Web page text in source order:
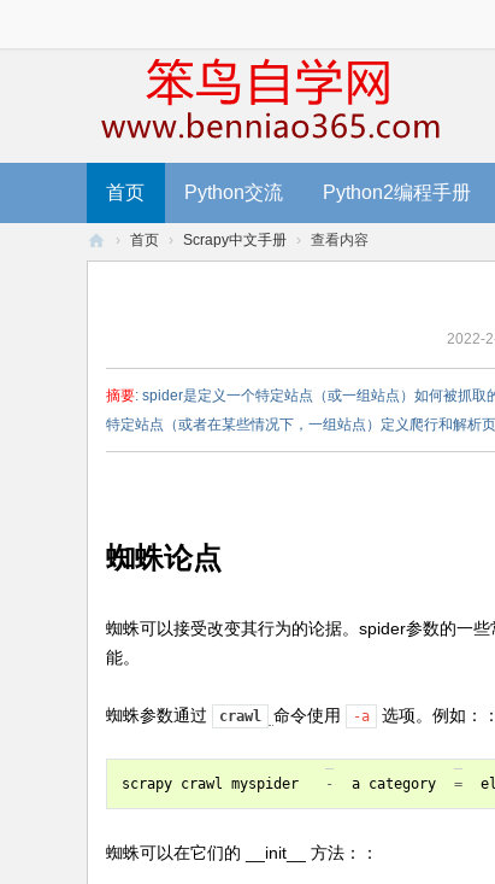
首页 Python交流 Python2编程手册
› 首页 › Scrapy中文手册 › 查看内容
2022-
摘要: spider是定义一个特定站点（或一组站点）如何被抓
特定站点（或者在某些情况下，一组站点）定义爬行和解析
蜘蛛论点
蜘蛛可以接受改变其行为的论据。spider参数的一
能。
蜘蛛参数通过 crawl 命令使用 -a 选项。例如：：
scrapy crawl myspider - a category =
蜘蛛可以在它们的 __init__ 方法：：